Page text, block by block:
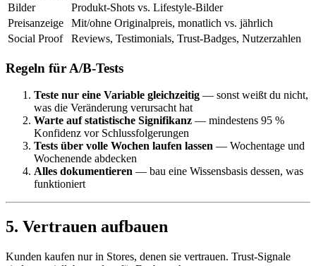
Bilder
Produkt-Shots vs. Lifestyle-Bilder
Preisanzeige
Mit/ohne Originalpreis, monatlich vs. jährlich
Social Proof
Reviews, Testimonials, Trust-Badges, Nutzerzahlen
Regeln für A/B-Tests
Teste nur eine Variable gleichzeitig — sonst weißt du nicht,
was die Veränderung verursacht hat
Warte auf statistische Signifikanz — mindestens 95 %
Konfidenz vor Schlussfolgerungen
Tests über volle Wochen laufen lassen — Wochentage und
Wochenende abdecken
Alles dokumentieren — bau eine Wissensbasis dessen, was
funktioniert
5. Vertrauen aufbauen
Kunden kaufen nur in Stores, denen sie vertrauen. Trust-Signale